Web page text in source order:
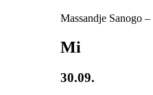
Massandje Sanogo
Mi
30.09.